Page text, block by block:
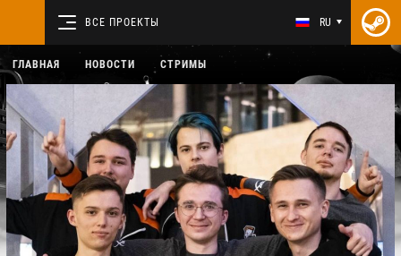
ВСЕ ПРОЕКТЫ RU
ГЛАВНАЯ НОВОСТИ СТРИМЫ